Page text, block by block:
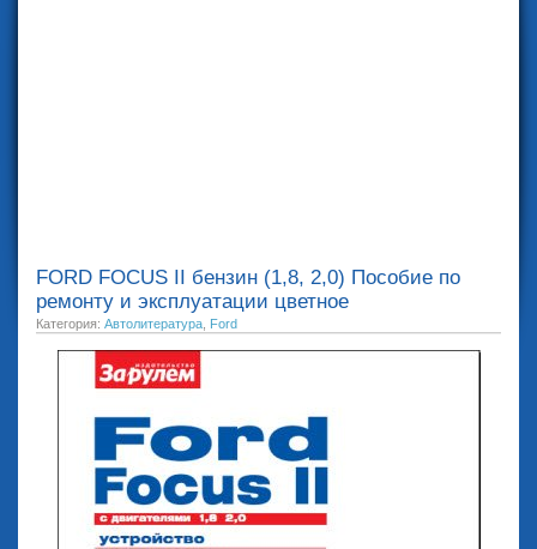
FORD FOCUS II бензин (1,8, 2,0) Пособие по
ремонту и эксплуатации цветное
Категория: Автолитература Ford